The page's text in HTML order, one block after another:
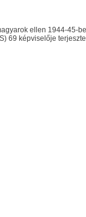
ellen 1944-
69 képviselője